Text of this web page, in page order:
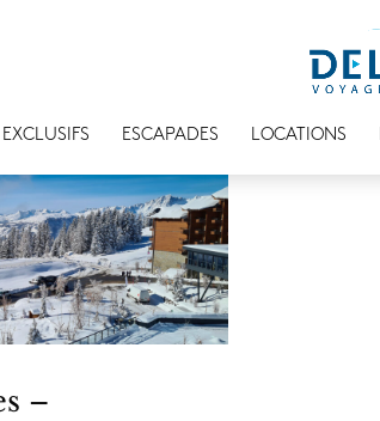
ESCAPADES LOCATIONS
–